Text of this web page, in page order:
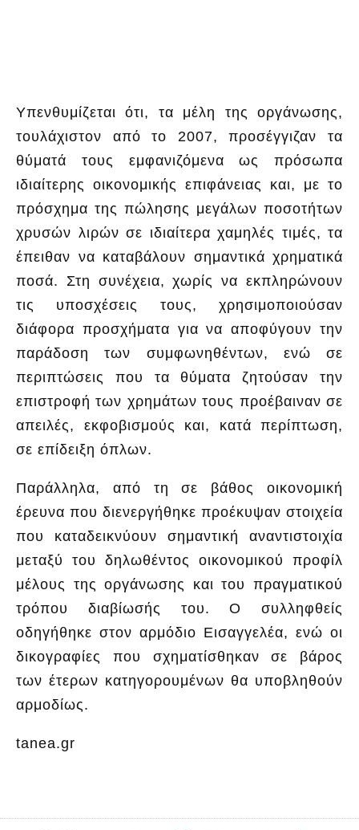
Υπενθυμίζεται ότι, τα μέλη της οργάνωσης,
τουλάχιστον από το 2007, προσέγγιζαν τα
θύματά τους εμφανιζόμενα ως πρόσωπα
ιδιαίτερης οικονομικής επιφάνειας και, με το
πρόσχημα της πώλησης μεγάλων ποσοτήτων
χρυσών λιρών σε ιδιαίτερα χαμηλές τιμές, τα
έπειθαν να καταβάλουν σημαντικά χρηματικά
ποσά. Στη συνέχεια, χωρίς να εκπληρώνουν
τις υποσχέσεις τους, χρησιμοποιούσαν
διάφορα προσχήματα για να αποφύγουν την
παράδοση των συμφωνηθέντων, ενώ σε
περιπτώσεις που τα θύματα ζητούσαν την
επιστροφή των χρημάτων τους προέβαιναν σε
απειλές, εκφοβισμούς και, κατά περίπτωση,
σε επίδειξη όπλων.
Παράλληλα, από τη σε βάθος οικονομική
έρευνα που διενεργήθηκε προέκυψαν στοιχεία
που καταδεικνύουν σημαντική αναντιστοιχία
μεταξύ του δηλωθέντος οικονομικού προφίλ
μέλους της οργάνωσης και του πραγματικού
τρόπου διαβίωσής του. Ο συλληφθείς
οδηγήθηκε στον αρμόδιο Εισαγγελέα, ενώ οι
δικογραφίες που σχηματίσθηκαν σε βάρος
των έτερων κατηγορουμένων θα υποβληθούν
αρμοδίως.
tanea.gr